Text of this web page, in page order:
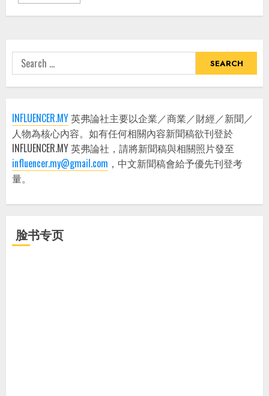
Search
for:
INFLUENCER.MY英弗論社主要以企業／商業／財經／新聞／
人物為核心內容。如有任何相關內容新聞稿欲刊登於
INFLUENCER.MY 英弗論社，請將新聞稿與相關照片發至
influencer.my@gmail.com ，中文新聞稿會給予優先刊登考
量。
脸书专页